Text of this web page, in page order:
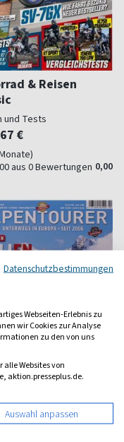
& Reisen
und Tests
€
0,00
Tourenmagazin
Datenschutzbestimmungen
Webseiten-Erlebnis zu
wir Cookies zur Analyse
zu den von uns
Websites von
aktion.presseplus.de.
Auswahl anpassen